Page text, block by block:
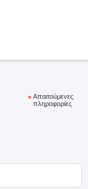
Απαιτούμενες
πληροφορίες